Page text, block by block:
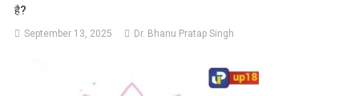
है?
September 13, 2025 Dr. Bhanu Pratap Singh